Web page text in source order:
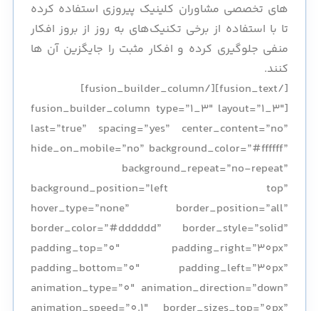
های تخصصی مشاوران کلینیک پیروزی استفاده کرده
تا با استفاده از برخی تکنیک‌های به روز از بروز افکار
منفی جلوگیری کرده و افکار مثبت را جایگزین آن ها
کنند.
[/fusion_text][/fusion_builder_column]
[fusion_builder_column type=”1_3″ layout=”1_3″
last=”true” spacing=”yes” center_content=”no”
hide_on_mobile=”no” background_color=”#ffffff”
background_repeat=”no-repeat”
background_position=”left top”
hover_type=”none” border_position=”all”
border_color=”#dddddd” border_style=”solid”
padding_top=”0″ padding_right=”30px”
padding_bottom=”0″ padding_left=”30px”
animation_type=”0″ animation_direction=”down”